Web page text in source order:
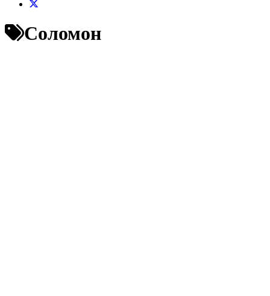
Соломон